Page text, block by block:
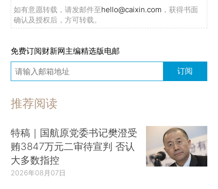
如有意愿转载，请发邮件至hello@caixin.com ，获得书面
确认及授权后，方可转载。
免费订阅财新网主编精选版电邮
订阅
推荐阅读
特稿｜国航原党委书记樊澄受
贿3847万元二审待宣判 否认
大多数指控
2026年08月07日